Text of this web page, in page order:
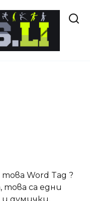
това Word Tag ?
това са едни